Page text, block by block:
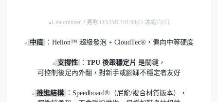
▴Cloudrunner 2 男款 ON3ME10140622 冰霜白/白
▴ 中底 ：Helion™ 超級發泡 + CloudTec®，偏向中等硬度
▴ 支撐性 ： TPU 後跟穩定片 是關鍵，
可控制後足內外翻，對新手或腳踝不穩定者友好
▴ 推進結構 ：Speedboard®（尼龍/複合材質版本），